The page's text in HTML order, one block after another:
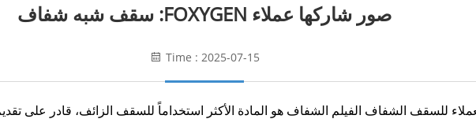
صور شاركها عملاء FOXYGEN: سقف شبه شفاف
Time : 2025-07-15
للسقف الشفاف الفيلم الشفاف هو المادة الأكثر استخداماً للسقف الزائف، قادر على